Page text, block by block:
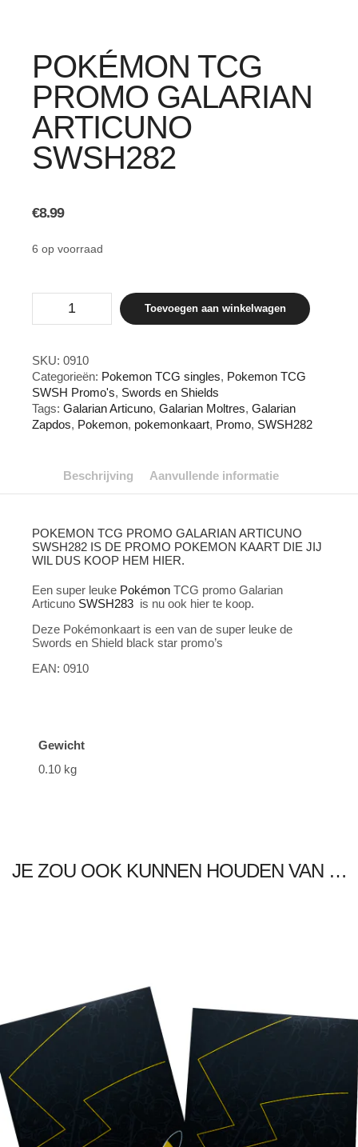
POKÉMON TCG
PROMO GALARIAN
ARTICUNO
SWSH282
€8.99
6 op voorraad
promo
Articuno
SWSH282
aantal
Toevoegen aan winkelwagen
SKU: 0910
Categorieën: Pokemon TCG singles, Pokemon TCG
SWSH Promo's, Swords en Shields
Tags: Galarian Articuno, Galarian Moltres, Galarian
Zapdos, Pokemon, pokemonkaart, Promo, SWSH282
Beschrijving Aanvullende informatie
POKEMON TCG PROMO GALARIAN ARTICUNO
SWSH282 IS DE PROMO POKEMON KAART DIE JIJ
WIL DUS KOOP HEM HIER.
Een super leuke Pokémon TCG promo Galarian
Articuno SWSH283 is nu ook hier te koop.
Deze Pokémonkaart is een van de super leuke de
Swords en Shield black star promo’s
EAN: 0910
Gewicht
0.10 kg
JE ZOU OOK KUNNEN HOUDEN VAN …
5.00